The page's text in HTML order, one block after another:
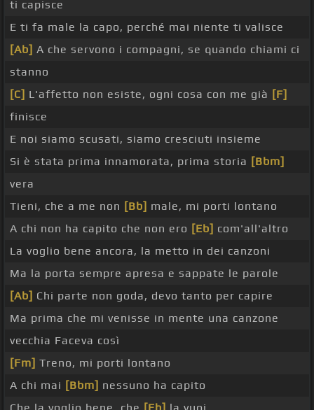
ti capisce
E ti fa male la capo, perché mai niente ti valisce
[Ab] A che servono i compagni, se quando chiami ci
stanno
[C] L'affetto non esiste, ogni cosa con me già [F]
finisce
E noi siamo scusati, siamo cresciuti insieme
Si è stata prima innamorata, prima storia [Bbm]
vera
Tieni, che a me non [Bb] male, mi porti lontano
A chi non ha capito che non ero [Eb] com'all'altro
La voglio bene ancora, la metto in dei canzoni
Ma la porta sempre apresa e sappate le parole
[Ab] Chi parte non goda, devo tanto per capire
Ma prima che mi venisse in mente una canzone
vecchia Faceva così
[Fm] Treno, mi porti lontano
A chi mai [Bbm] nessuno ha capito